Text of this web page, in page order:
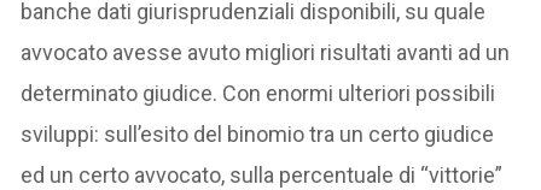
banche dati giurisprudenziali disponibili, su quale
avvocato avesse avuto migliori risultati avanti ad un
determinato giudice. Con enormi ulteriori possibili
sviluppi: sull’esito del binomio tra un certo giudice
ed un certo avvocato, sulla percentuale di “vittorie”